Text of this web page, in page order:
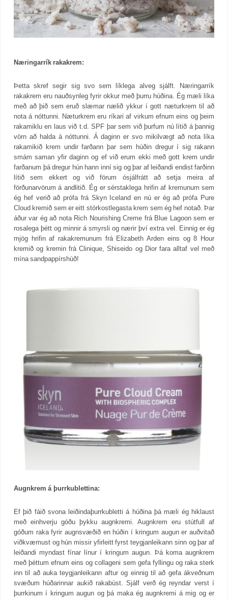
Næringarrík rakakrem:
Þetta skref segir sig svo sem líklega alveg sjálft. Næringarrík
rakakrem eru nauðsynleg fyrir okkur með þurru húðina. Ég mæli líka
með að þið sem eruð slæmar nælið ykkur í gott næturkrem til að
nota á nóttunni. Næturkrem eru ríkari af virkum efnum eins og þeim
rakamiklu en laus við t.d. SPF þar sem við þurfum nú lítið á þannig
vörn að halda á nóttunni. Á daginn er svo mikilvægt að nota líka
rakamikið krem undir farðann þar sem húðin dregur í sig rakann
smám saman yfir daginn og ef við erum ekki með gott krem undir
farðanum þá dregur hún hann inní sig og þar af leiðandi endist farðinn
lítið sem ekkert og við förum ósjálfrátt að setja meira af
förðunarvörum á andlitið. Ég er sérstaklega hrifin af kremunum sem
ég hef verið að prófa frá Skyn Iceland en nú er ég að prófa Pure
Cloud kremið sem er eitt stórkostlegasta krem sem ég hef notað. Þar
áður var ég að nota Rich Nourishing Creme frá Blue Lagoon sem er
rosalega þétt og minnir á smyrsli og nærir því extra vel. Einnig er ég
mjög hrifin af rakakremunum frá Elizabeth Arden eins og 8 Hour
kremið og kremin frá Clinique, Shiseido og Dior fara alltaf vel með
mína sandpappírshúð!
Augnkrem á þurrkublettina:
Ef þið fáið svona leiðindaþurrkubletti á húðina þá mæli ég hiklaust
með einhverju góðu þykku augnkremi. Augnkrem eru stútfull af
góðum raka fyrir augnsvæðið en húðin í kringum augun er auðvitað
viðkvæmust og hún missir yfirleitt fyrst teygjanleikann sinn og þar af
leiðandi myndast fínar línur í kringum augun. Þá koma augnkrem
með þéttum efnum eins og collageni sem gefa fyllingu og raka sterk
inn til að auka teygjanleikann aftur og einnig til að gefa ákveðnum
svæðum húðarinnar aukið rakabúst. Sjálf verð ég reyndar verst í
þurrkinum í kringum augun og þá maka ég augnkremi á mig og er